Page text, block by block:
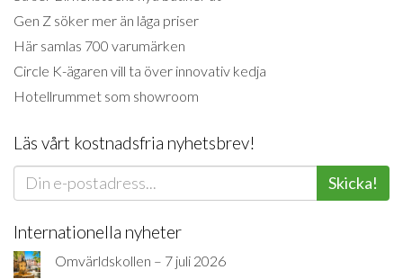
Gen Z söker mer än låga priser
Här samlas 700 varumärken
Circle K-ägaren vill ta över innovativ kedja
Hotellrummet som showroom
Läs vårt kostnadsfria nyhetsbrev!
Skicka!
Internationella nyheter
Omvärldskollen – 7 juli 2026